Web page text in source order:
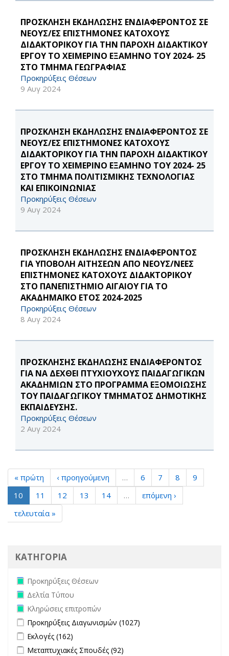
ΠΡΟΣΚΛΗΣΗ ΕΚΔΗΛΩΣΗΣ ΕΝΔΙΑΦΕΡΟΝΤΟΣ ΣΕ
ΝΕΟΥΣ/ΕΣ ΕΠΙΣΤΗΜΟΝΕΣ ΚΑΤΟΧΟΥΣ
ΔΙΔΑΚΤΟΡΙΚΟΥ ΓΙΑ ΤΗΝ ΠΑΡΟΧΗ ΔΙΔΑΚΤΙΚΟΥ
ΕΡΓΟΥ ΤΟ ΧΕΙΜΕΡΙΝΟ ΕΞΑΜΗΝΟ ΤΟΥ 2024- 25
ΣΤΟ ΤΜΗΜΑ ΓΕΩΓΡΑΦΙΑΣ
Προκηρύξεις Θέσεων
9 Αυγ 2024
ΠΡΟΣΚΛΗΣΗ ΕΚΔΗΛΩΣΗΣ ΕΝΔΙΑΦΕΡΟΝΤΟΣ ΣΕ
ΝΕΟΥΣ/ΕΣ ΕΠΙΣΤΗΜΟΝΕΣ ΚΑΤΟΧΟΥΣ
ΔΙΔΑΚΤΟΡΙΚΟΥ ΓΙΑ ΤΗΝ ΠΑΡΟΧΗ ΔΙΔΑΚΤΙΚΟΥ
ΕΡΓΟΥ ΤΟ ΧΕΙΜΕΡΙΝΟ ΕΞΑΜΗΝΟ ΤΟΥ 2024- 25
ΣΤΟ ΤΜΗΜΑ ΠΟΛΙΤΙΣΜΙΚΗΣ ΤΕΧΝΟΛΟΓΙΑΣ
ΚΑΙ ΕΠΙΚΟΙΝΩΝΙΑΣ
Προκηρύξεις Θέσεων
9 Αυγ 2024
ΠΡΟΣΚΛΗΣΗ ΕΚΔΗΛΩΣΗΣ ΕΝΔΙΑΦΕΡΟΝΤΟΣ
ΓΙΑ ΥΠΟΒΟΛΗ ΑΙΤΗΣΕΩΝ ΑΠΟ ΝΕΟΥΣ/ΝΕΕΣ
ΕΠΙΣΤΗΜΟΝΕΣ ΚΑΤΟΧΟΥΣ ΔΙΔΑΚΤΟΡΙΚΟΥ
ΣΤΟ ΠΑΝΕΠΙΣΤΗΜΙΟ ΑΙΓΑΙΟΥ ΓΙΑ ΤΟ
ΑΚΑΔΗΜΑΪΚΟ ΕΤΟΣ 2024-2025
Προκηρύξεις Θέσεων
8 Αυγ 2024
ΠΡΟΣΚΛΗΣΗΣ ΕΚΔΗΛΩΣΗΣ ΕΝΔΙΑΦΕΡΟΝΤΟΣ
ΓΙΑ ΝΑ ΔΕΧΘΕΙ ΠΤΥΧΙΟΥΧΟΥΣ ΠΑΙΔΑΓΩΓΙΚΩΝ
ΑΚΑΔΗΜΙΩΝ ΣΤΟ ΠΡΟΓΡΑΜΜΑ ΕΞΟΜΟΙΩΣΗΣ
ΤΟΥ ΠΑΙΔΑΓΩΓΙΚΟΥ ΤΜΗΜΑΤΟΣ ΔΗΜΟΤΙΚΗΣ
ΕΚΠΑΙΔΕΥΣΗΣ.
Προκηρύξεις Θέσεων
2 Αυγ 2024
« πρώτη ‹ προηγούμενη … 6 7 8
9
10
11 12 13 14 …
επόμενη ›
τελευταία »
ΚΑΤΗΓΟΡΙΑ
Remove Προκηρύξεις Θέσεων filter
Προκηρύξεις Θέσεων
Remove Δελτία Τύπου filter
Δελτία Τύπου
Remove Κληρώσεις επιτροπών filter
Κληρώσεις επιτροπών
Apply Προκηρύξεις Διαγωνισμών filter
Προκηρύξεις Διαγωνισμών (1027)
Apply Εκλογές filter
Εκλογές (162)
Apply Μεταπτυχιακές Σπουδές filter
Μεταπτυχιακές Σπουδές (92)